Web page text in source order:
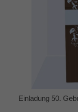
Einladung 50.